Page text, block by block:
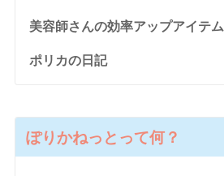
美容師さんの効率アップアイテム
ポリカの日記
ぽりかねっとって何？